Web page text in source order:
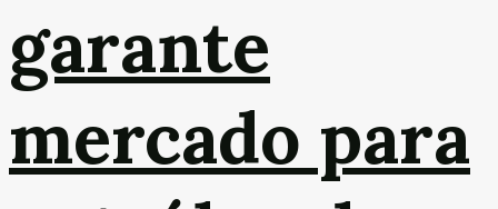
garante
mercado para